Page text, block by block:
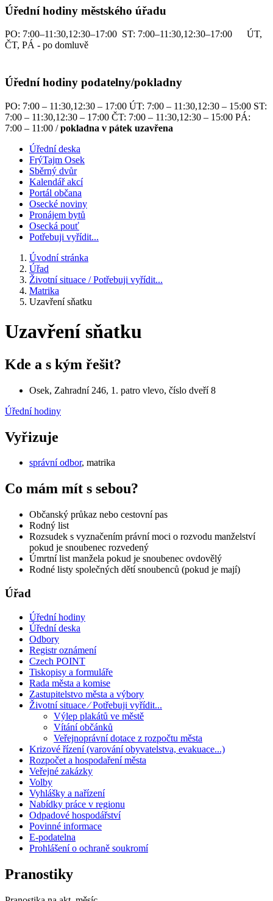
Úřední hodiny městského úřadu
PO: 7:00–11:30,12:30–17:00 ST: 7:00–11:30,12:30–17:00 ÚT,
ČT, PÁ - po domluvě
Úřední hodiny podatelny/pokladny
PO: 7:00 – 11:30,12:30 – 17:00 ÚT: 7:00 – 11:30,12:30 – 15:00 ST:
7:00 – 11:30,12:30 – 17:00 ČT: 7:00 – 11:30,12:30 – 15:00 PÁ:
7:00 – 11:00 /pokladna v pátek uzavřena
Úřední deska
FrýTajm Osek
Sběrný dvůr
Kalendář akcí
Portál občana
Osecké noviny
Pronájem bytů
Osecká pouť
Potřebuji vyřídit...
Úvodní stránka
Úřad
Životní situace / Potřebuji vyřídit...
Matrika
Uzavření sňatku
Uzavření sňatku
Kde a s kým řešit?
Osek, Zahradní 246, 1. patro vlevo, číslo dveří 8
Úřední hodiny
Vyřizuje
správní odbor, matrika
Co mám mít s sebou?
Občanský průkaz nebo cestovní pas
Rodný list
Rozsudek s vyznačením právní moci o rozvodu manželství
pokud je snoubenec rozvedený
Úmrtní list manžela pokud je snoubenec ovdovělý
Rodné listy společných dětí snoubenců (pokud je mají)
Úřad
Úřední hodiny
Úřední deska
Odbory
Registr oznámení
Czech POINT
Tiskopisy a formuláře
Rada města a komise
Zastupitelstvo města a výbory
Životní situace ⁄ Potřebuji vyřídit...
Výlep plakátů ve městě
Vítání občánků
Veřejnoprávní dotace z rozpočtu města
Krizové řízení (varování obyvatelstva, evakuace...)
Rozpočet a hospodaření města
Veřejné zakázky
Volby
Vyhlášky a nařízení
Nabídky práce v regionu
Odpadové hospodářství
Povinné informace
E-podatelna
Prohlášení o ochraně soukromí
Pranostiky